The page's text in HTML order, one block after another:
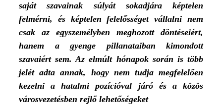
saját szavainak súlyát sokadjára képtelen
felmérni, és képtelen felelősséget vállalni nem
csak az egyszemélyben meghozott döntéseiért,
hanem a gyenge pillanataiban kimondott
szavaiért sem. Az elmúlt hónapok során is több
jelét adta annak, hogy nem tudja megfelelően
kezelni a hatalmi pozícióval járó és a közös
városvezetésben rejlő lehetőségeket